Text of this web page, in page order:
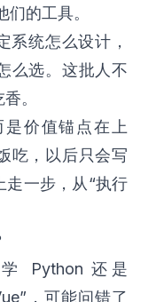
的工具。
系统怎么设计，
么选。这批人不
。
价值锚点在上
吃，以后只会写
走一步，从“执行
Python 还是
，可能问错了